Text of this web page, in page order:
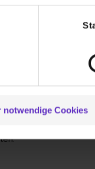
Webseite
die
unserer Website
weiteren Daten
von „Social Media
die Checkboxen
notwendige Cookies
von München.
wollen wir
Generation technisch
des Fliegens